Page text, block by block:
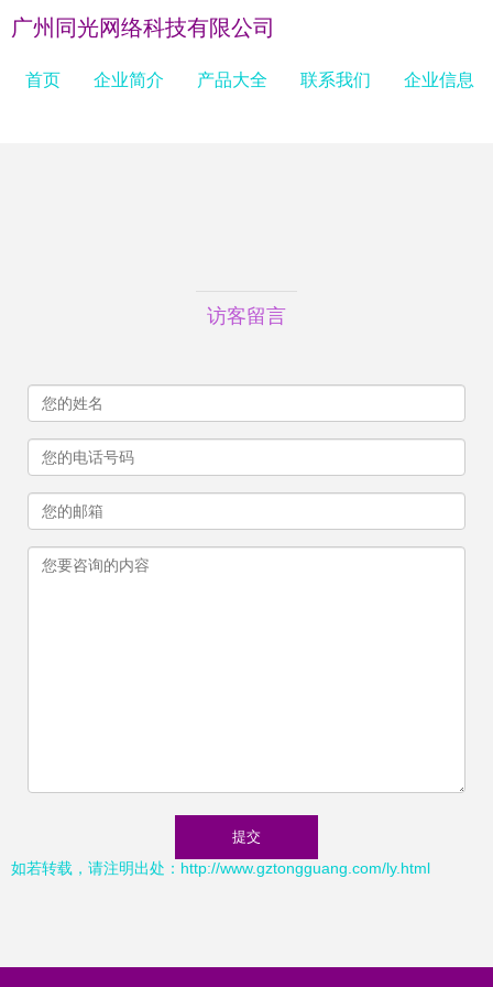
广州同光网络科技有限公司
首页 企业简介 产品大全 联系我们 企业信息
访客留言
如若转载，请注明出处：http://www.gztongguang.com/ly.html